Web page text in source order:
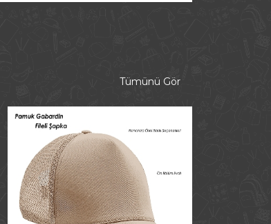
Tümünü Gör